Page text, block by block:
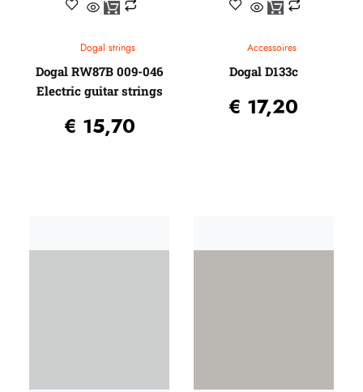
Dogal strings
Dogal RW87B 009-046
Electric guitar strings
€ 15,70
Accessoires
Dogal D133c
€ 17,20